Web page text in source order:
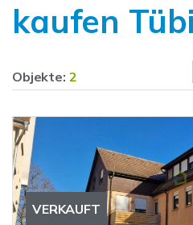
kaufen
Objekte: 2
VERKAUFT